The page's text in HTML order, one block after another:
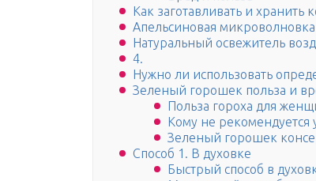
Как заготавливать и хранить
Апельсиновая микроволновка
Натуральный освежитель
4.
Нужно ли использовать
Зеленый горошек польза и
Польза гороха для
Кому не рекомендуется
Зеленый горошек
Способ 1. В духовке
Быстрый способ в